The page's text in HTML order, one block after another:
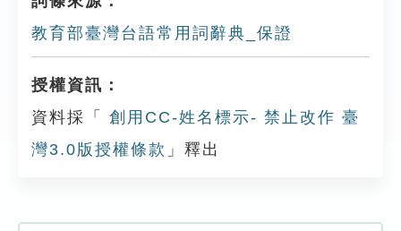
教育部臺灣台語常用詞辭典_保證
授權資訊：
資料採「
創用CC-姓名標示- 禁止改作 臺
灣3.0版授權條款 」釋出